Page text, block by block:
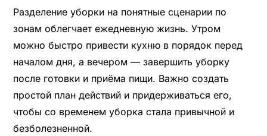
Разделение уборки на понятные сценарии по
зонам облегчает ежедневную жизнь. Утром
можно быстро привести кухню в порядок перед
началом дня, а вечером — завершить уборку
после готовки и приёма пищи. Важно создать
простой план действий и придерживаться его,
чтобы со временем уборка стала привычной и
безболезненной.